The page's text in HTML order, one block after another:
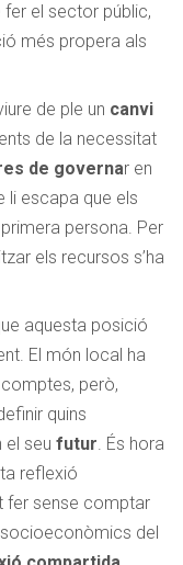
el sector públic,
més propera als
de ple un canvi
de la necessitat
de governar en
li escapa que els
persona. Per
els recursos s’ha
aquesta posició
El món local ha
però,
quins
el seu futur. És hora
reflexió
fer sense comptar
del